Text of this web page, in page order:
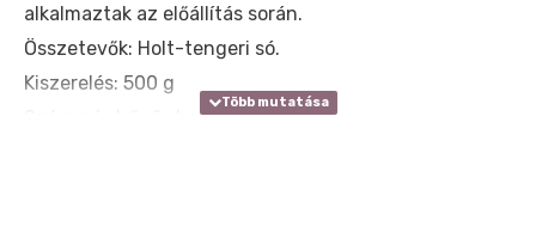
alkalmaztak az előállítás során.
Összetevők: Holt-tengeri só.
Kiszerelés: 500 g
Száraz és hűvős helyen tárolandó.